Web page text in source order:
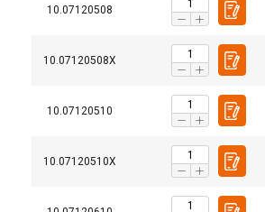
10.07120508
10.07120508X
10.07120510
10.07120510X